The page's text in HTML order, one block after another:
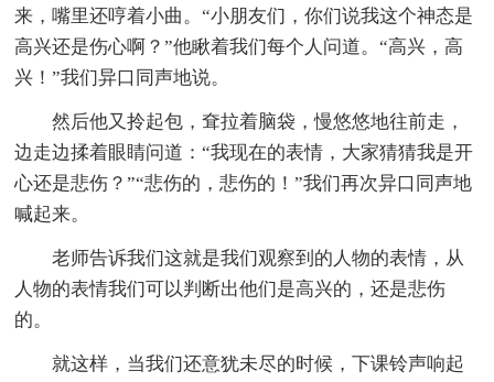
来，嘴里还哼着小曲。“小朋友们，你们说我这个神态是
高兴还是伤心啊？”他瞅着我们每个人问道。“高兴，高
兴！”我们异口同声地说。
然后他又拎起包，耷拉着脑袋，慢悠悠地往前走，
边走边揉着眼睛问道：“我现在的表情，大家猜猜我是开
心还是悲伤？”“悲伤的，悲伤的！”我们再次异口同声地
喊起来。
老师告诉我们这就是我们观察到的人物的表情，从
人物的表情我们可以判断出他们是高兴的，还是悲伤
的。
就这样，当我们还意犹未尽的时候，下课铃声响起